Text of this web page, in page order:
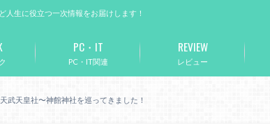
生に役立つ一次情報をお届けします！
PC・IT関連
PC・IT
レビュー
REVIEW
武天皇社〜神館神社を巡ってきました！